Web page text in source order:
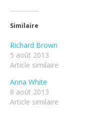
Similaire
Richard Brown
5 août 2013
Article similaire
Anna White
8 août 2013
Article similaire